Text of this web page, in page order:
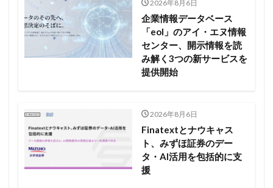
2026年8月6日
企業情報データベース
「eol」のアイ・エヌ情報
センター、開示情報を読
み解く3つの新サービスを
提供開始
2026年8月6日
Finatextとナウキャス
ト、みずほ証券のデー
タ・AI活用を包括的に支
援